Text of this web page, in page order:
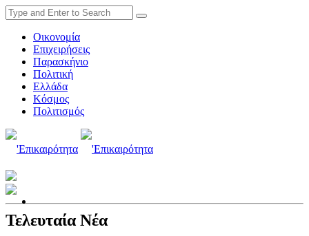
Οικονομία
Επιχειρήσεις
Παρασκήνιο
Πολιτική
Ελλάδα
Κόσμος
Πολιτισμός
Τελευταία Νέα